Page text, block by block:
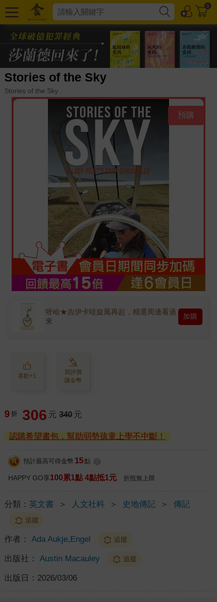
0
Stories of the Sky
Stories of the Sky
預購
呀哈★吉伊卡哇旋風再起，精選周邊看過
來
加購
喜歡+1
寫評價
賺金幣
9 折 306 元 340 元
認購希望書包，幫助弱勢孩童上學不中斷！
預計最高可得金幣 15 點
HAPPY GO享100累1點 4點抵1元 折抵無上限
分類： 英文書 ＞ 人文社科 ＞ 史地傳記 ＞ 傳記
追蹤
作者： Ada Aukje,Engel 追蹤
出版社： Austin Macauley 追蹤
出版日： 2026/03/06